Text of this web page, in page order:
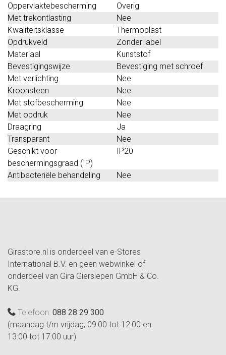
Oppervlaktebescherming
Overig
Met trekontlasting
Nee
Kwaliteitsklasse
Thermoplast
Opdrukveld
Zonder label
Materiaal
Kunststof
Bevestigingswijze
Bevestiging met schroef
Met verlichting
Nee
Kroonsteen
Nee
Met stofbescherming
Nee
Met opdruk
Nee
Draagring
Ja
Transparant
Nee
Geschikt voor
beschermingsgraad (IP)
IP20
Antibacteriële behandeling Nee
Girastore.nl is onderdeel van e-Stores
International B.V. en geen webwinkel of
onderdeel van Gira Giersiepen GmbH & Co.
KG.
Telefoon: 088 28 29 300
(maandag t/m vrijdag, 09:00 tot 12:00 en
13:00 tot 17:00 uur)